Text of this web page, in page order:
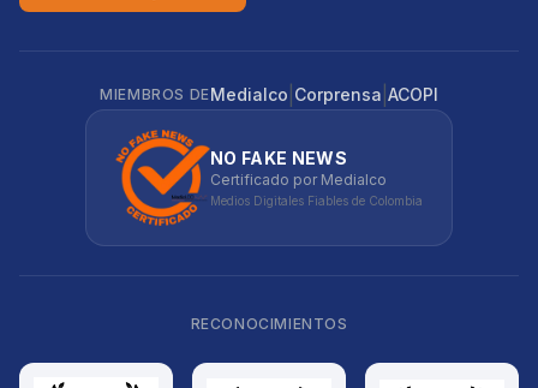
MIEMBROS DE Medialco Corprensa ACOPI
NO FAKE NEWS
Certificado por Medialco
Medios Digitales Fiables de Colombia
RECONOCIMIENTOS